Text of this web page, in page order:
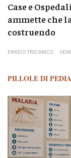
Case e
ammette che
costruendo
ENRICO TRICANICO
PILLOLE DI